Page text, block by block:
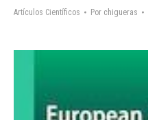
Artículos Científicos Por chigueras